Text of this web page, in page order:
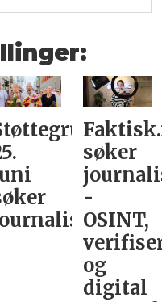
podkast-
søker
-
OSINT,
og
digital